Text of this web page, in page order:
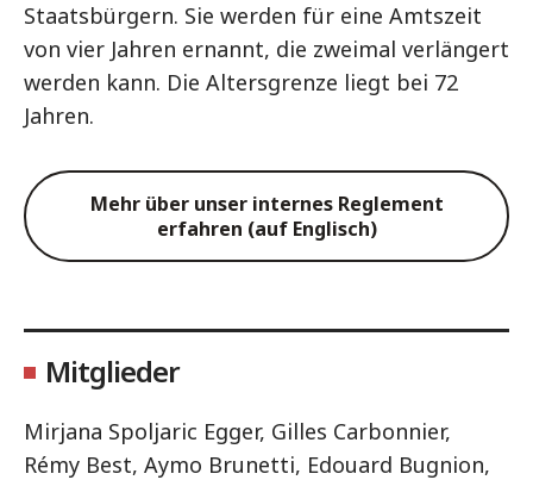
Staatsbürgern. Sie werden für eine Amtszeit
von vier Jahren ernannt, die zweimal verlängert
werden kann. Die Altersgrenze liegt bei 72
Jahren.
Mehr über unser internes Reglement
erfahren (auf Englisch)
Mitglieder
Mirjana Spoljaric Egger, Gilles Carbonnier,
Rémy Best, Aymo Brunetti, Edouard Bugnion,